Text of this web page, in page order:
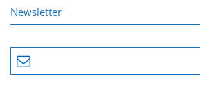
Newsletter